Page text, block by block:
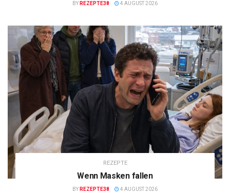
BY REZEPTE38 4 AUGUST 2026
REZEPTE
Wenn Masken fallen
BY REZEPTE38 4 AUGUST 2026